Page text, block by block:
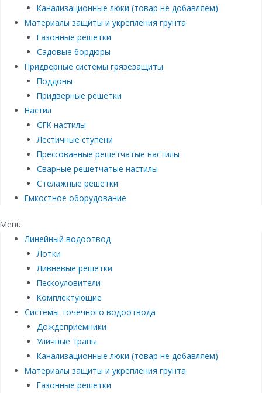
Канализационные люки (товар не добавляем)
Материалы защиты и укрепления грунта
Газонные решетки
Садовые бордюры
Придверные системы грязезащиты
Поддоны
Придверные решетки
Настил
GFK настилы
Лестичные ступени
Прессованные решетчатые настилы
Сварные решетчатые настилы
Стелажные решетки
Емкостное оборудование
Menu
Линейный водоотвод
Лотки
Ливневые решетки
Пескоуловители
Комплектующие
Системы точечного водоотвода
Дождеприемники
Уличные трапы
Канализационные люки (товар не добавляем)
Материалы защиты и укрепления грунта
Газонные решетки